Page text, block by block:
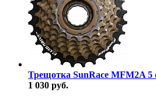
Трещотка SunRace MFM2A 5
1 030 руб.